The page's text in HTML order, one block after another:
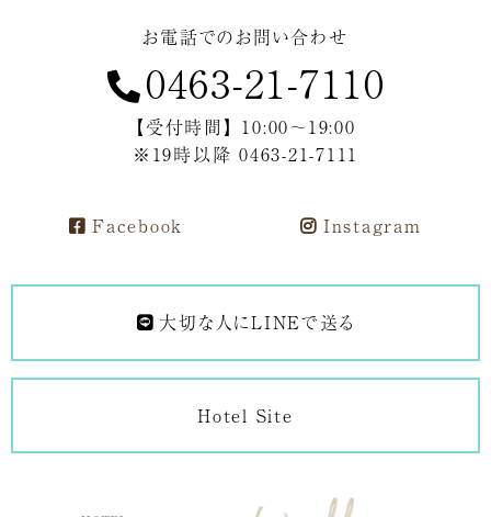
お電話でのお問い合わせ
0463-21-7110
【受付時間】 10:00～19:00
※19時以降 0463-21-7111
Facebook Instagram
大切な人にLINEで送る
Hotel Site